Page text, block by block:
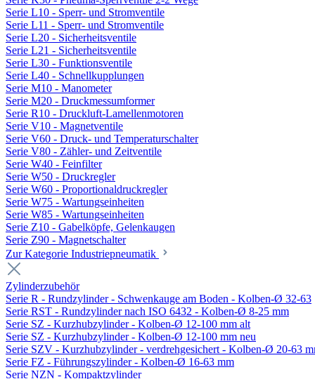
Serie L10 - Sperr- und Stromventile
Serie L11 - Sperr- und Stromventile
Serie L20 - Sicherheitsventile
Serie L21 - Sicherheitsventile
Serie L30 - Funktionsventile
Serie L40 - Schnellkupplungen
Serie M10 - Manometer
Serie M20 - Druckmessumformer
Serie R10 - Druckluft-Lamellenmotoren
Serie V10 - Magnetventile
Serie V60 - Druck- und Temperaturschalter
Serie V80 - Zähler- und Zeitventile
Serie W40 - Feinfilter
Serie W50 - Druckregler
Serie W60 - Proportionaldruckregler
Serie W75 - Wartungseinheiten
Serie W85 - Wartungseinheiten
Serie Z10 - Gabelköpfe, Gelenkaugen
Serie Z90 - Magnetschalter
Zur Kategorie Industriepneumatik
Zylinderzubehör
Serie R - Rundzylinder - Schwenkauge am Boden - Kolben-Ø 32-63
Serie RST - Rundzylinder nach ISO 6432 - Kolben-Ø 8-25 mm
Serie SZ - Kurzhubzylinder - Kolben-Ø 12-100 mm alt
Serie SZ - Kurzhubzylinder - Kolben-Ø 12-100 mm neu
Serie SZV - Kurzhubzylinder - verdrehgesichert - Kolben-Ø 20-63
Serie FZ - Führungszylinder - Kolben-Ø 16-63 mm
Serie NZN - Kompaktzylinder